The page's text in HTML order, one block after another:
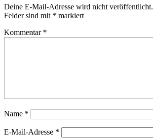
Deine E-Mail-Adresse wird nicht veröffentlicht.
Felder sind mit * markiert
Kommentar *
Name *
E-Mail-Adresse *